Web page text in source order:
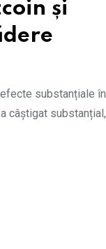
și
substanțiale în
câștigat substanțial,